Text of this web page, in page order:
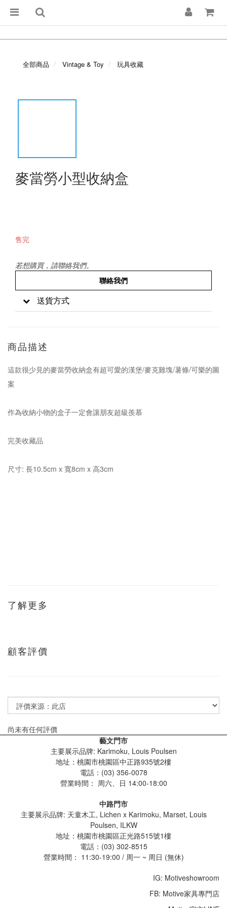
全部商品 Vintage & Toy 玩具收藏
麥當勞小型收納盒
售完
若想購買，請聯絡我們。
聯絡我們
送貨方式
商品描述
這款很少見的麥當勞收納盒有超可愛的漢堡/麥克雞塊/薯條/可樂的圖
案
作為收納小物的盒子一定會讓朋友超級羨慕
完美收藏品
尺寸: 長10.5cm x 寬8cm x 高3cm
了解更多
顧客評價
尚未有任何評價
藝文門市
主要展示品牌: Karimoku, Louis Poulsen
地址：桃園市桃園區中正路935號2樓
電話：(03) 356-0078
營業時間： 周六、日 14:00-18:00
中路門市
主要展示品牌: 天童木工, Lichen x Karimoku, Marset, Louis
Poulsen, ILKW
地址：桃園市桃園區正光路515號1樓
電話：(03) 302-8515
營業時間： 11:30-19:00 / 周一 ~ 周日 (無休)
IG: Motiveshowroom
FB: Motive家具專門店